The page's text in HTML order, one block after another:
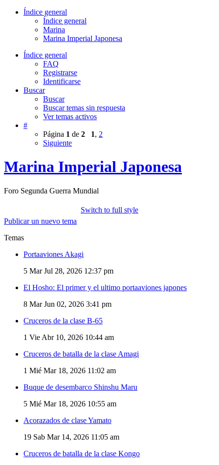
Índice general
Índice general
Marina
Marina Imperial Japonesa
Índice general
FAQ
Registrarse
Identificarse
Buscar
Buscar
Buscar temas sin respuesta
Ver temas activos
#
Página 1 de 2 1, 2
Siguiente
Marina Imperial Japonesa
Foro Segunda Guerra Mundial
Switch to full style
Publicar un nuevo tema
Temas
Portaaviones Akagi
5 Mar Jul 28, 2026 12:37 pm
El Hosho: El primer y el ultimo portaaviones japones
8 Mar Jun 02, 2026 3:41 pm
Cruceros de la clase B-65
1 Vie Abr 10, 2026 10:44 am
Cruceros de batalla de la clase Amagi
1 Mié Mar 18, 2026 11:02 am
Buque de desembarco Shinshu Maru
5 Mié Mar 18, 2026 10:55 am
Acorazados de clase Yamato
19 Sab Mar 14, 2026 11:05 am
Cruceros de batalla de la clase Kongo